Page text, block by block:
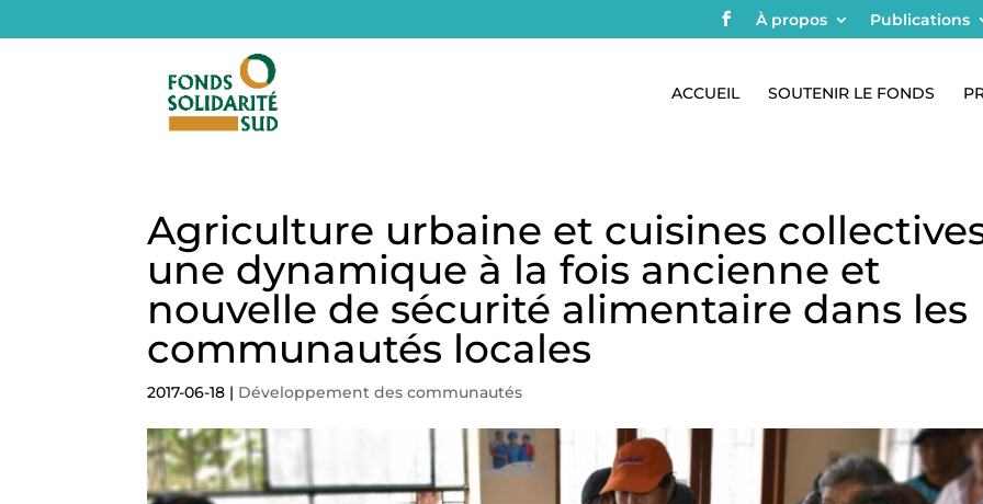
À propos Publications
ACCUEIL SOUTENIR LE FONDS
Agriculture urbaine et cuisines
une dynamique à la fois ancienne et
nouvelle de sécurité alimentaire dans les
communautés locales
2017-06-18 | Développement des communautés